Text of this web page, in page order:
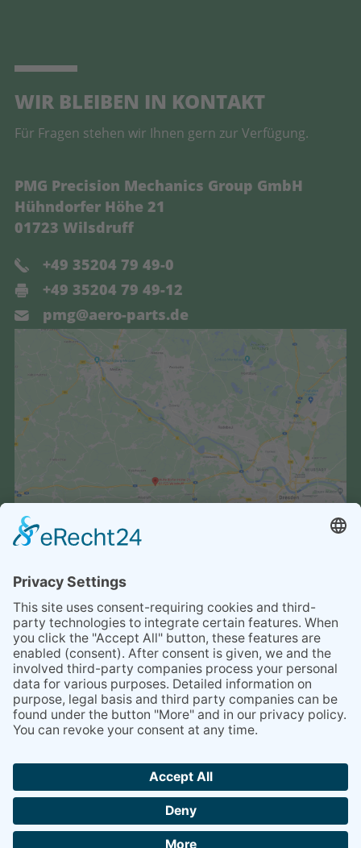
WIR BLEIBEN IN KONTAKT
Für Fragen stehen wir Ihnen gern zur Verfügung.
PMG Precision Mechanics Group GmbH
Hühndorfer Höhe 21
01723 Wilsdruff
+49 35204 79 49-0
+49 35204 79 49-12
pmg@aero-parts.de
ANDERE REDEN.WIR MACHEN!
CO2 NEUTRAL 2021